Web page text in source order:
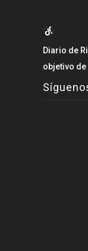
Diario de
objetivo